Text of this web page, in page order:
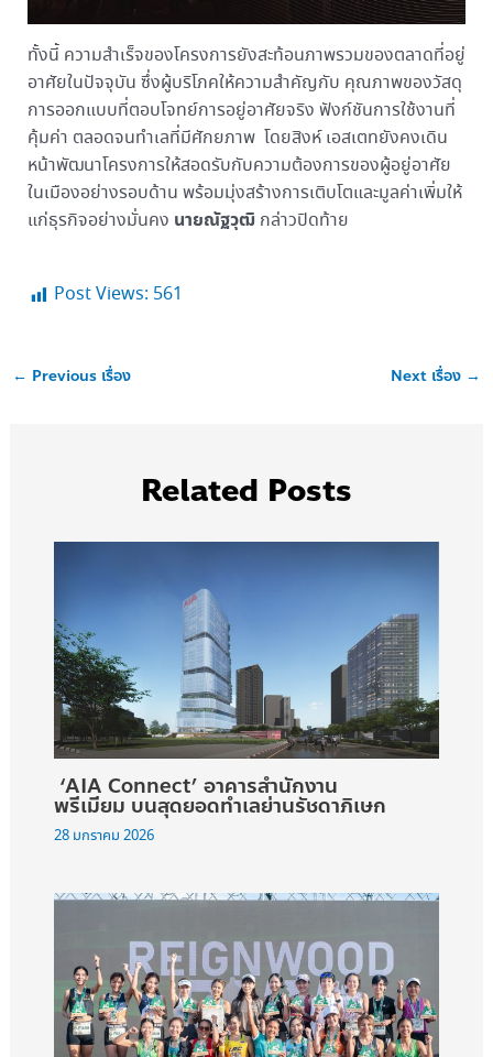
ทั้งนี้ ความสำเร็จของโครงการยังสะท้อนภาพรวมของตลาดที่อยู่
อาศัยในปัจจุบัน ซึ่งผู้บริโภคให้ความสำคัญกับ คุณภาพของวัสดุ
การออกแบบที่ตอบโจทย์การอยู่อาศัยจริง ฟังก์ชันการใช้งานที่
คุ้มค่า ตลอดจนทำเลที่มีศักยภาพ โดยสิงห์ เอสเตทยังคงเดิน
หน้าพัฒนาโครงการให้สอดรับกับความต้องการของผู้อยู่อาศัย
ในเมืองอย่างรอบด้าน พร้อมมุ่งสร้างการเติบโตและมูลค่าเพิ่มให้
แก่ธุรกิจอย่างมั่นคง นายณัฐวุฒิ กล่าวปิดท้าย
Post Views: 561
← Previous เรื่อง Next เรื่อง →
Related Posts
‘AIA Connect’ อาคารสำนักงาน
พรีเมียม บนสุดยอดทำเลย่านรัชดาภิเษก
28 มกราคม 2026